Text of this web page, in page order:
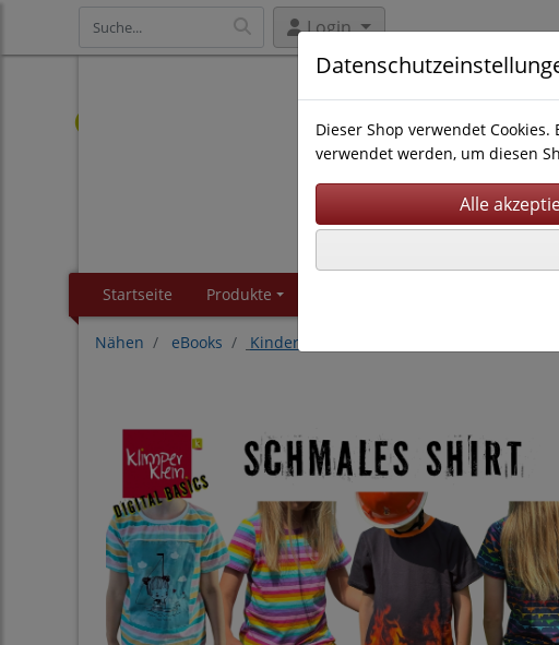
Login
Startseite Produkte
Nähen eBooks Kinderkleidung
Dieser Shop verwendet
verwendet werden, um diesen